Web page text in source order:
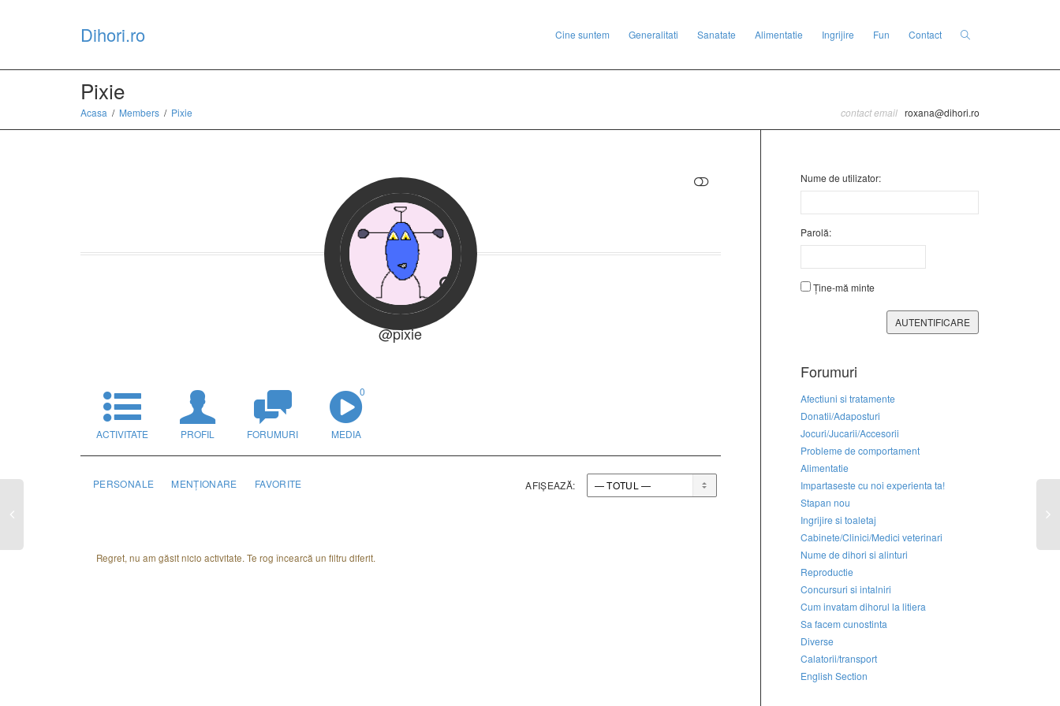
Dihori.ro Cine suntem Generalitati Sanatate Alimentatie Ingrijire Fun Contact
Pixie
Acasa Members Pixie contact email roxana@dihori.ro
@pixie
ACTIVITATE PROFIL FORUMURI MEDIA
0
PERSONALE MENȚIONARE FAVORITE AFIȘEAZĂ:
Regret, nu am găsit nicio activitate. Te rog încearcă un filtru diferit.
Nume de utilizator:
Parolă:
Ține-mă minte
AUTENTIFICARE
Forumuri
Afectiuni si tratamente
Donatii/Adaposturi
Jocuri/Jucarii/Accesorii
Probleme de comportament
Alimentatie
Impartaseste cu noi experienta ta!
Stapan nou
Ingrijire si toaletaj
Cabinete/Clinici/Medici veterinari
Nume de dihori si alinturi
Reproductie
Concursuri si intalniri
Cum invatam dihorul la litiera
Sa facem cunostinta
Diverse
Calatorii/transport
English Section